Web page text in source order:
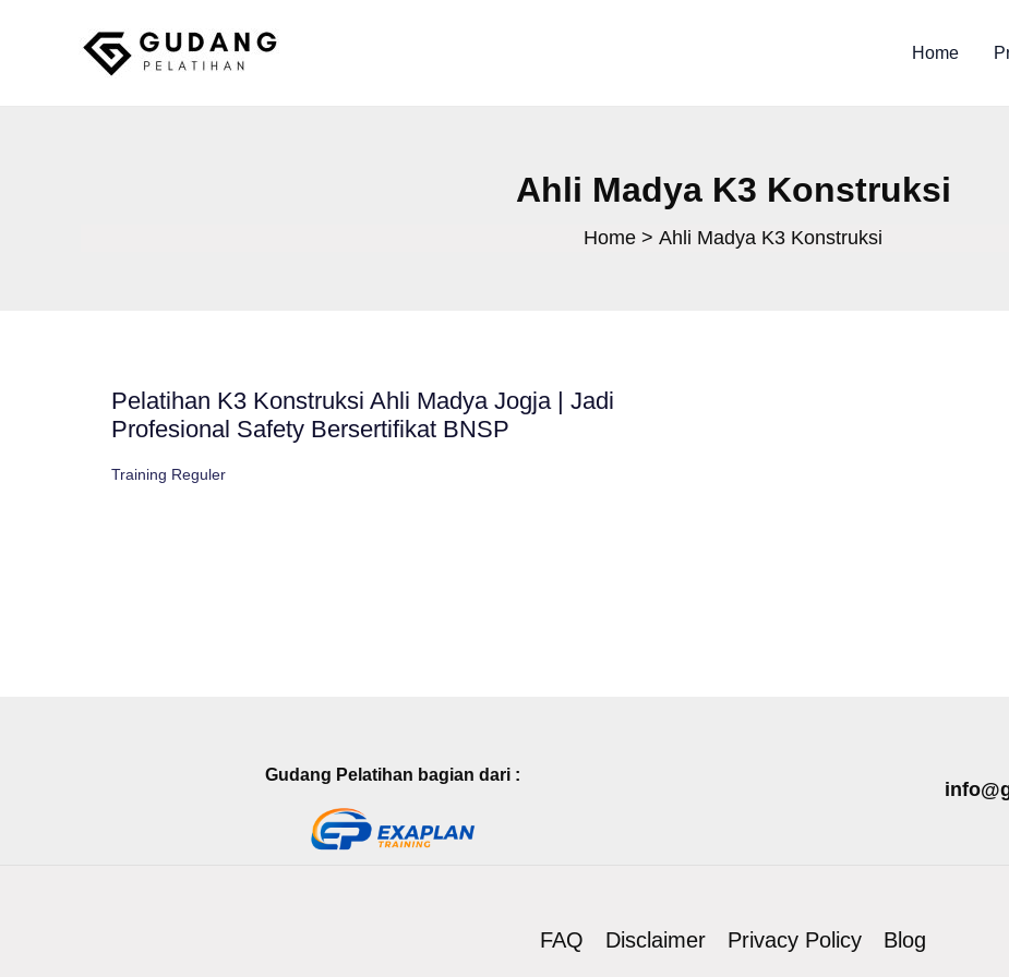
Home
Ahli Madya K3 Konstruksi
Home Ahli Madya K3 Konstruksi
Pelatihan K3 Konstruksi Ahli Madya Jogja | Jadi
Profesional Safety Bersertifikat BNSP
Training Reguler
Gudang Pelatihan bagian dari :
FAQ Disclaimer Privacy Policy Blog